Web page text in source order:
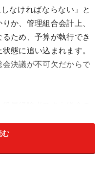
なければならない」と
か、管理組合会計上、
ため、予算が執行でき
態に追い込まれます。
決議が不可欠だからで
て重要なイベントであ
持するために欠かせな
む